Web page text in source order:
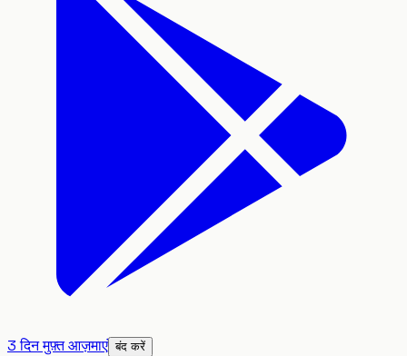
3 दिन मुफ़्त आज़माएं बंद करें